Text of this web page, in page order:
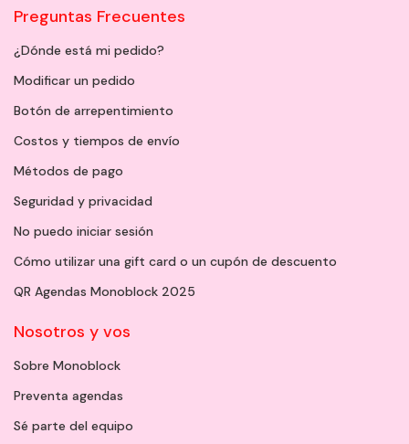
Preguntas Frecuentes
¿Dónde está mi pedido?
Modificar un pedido
Botón de arrepentimiento
Costos y tiempos de envío
Métodos de pago
Seguridad y privacidad
No puedo iniciar sesión
Cómo utilizar una gift card o un cupón de descuento
QR Agendas Monoblock 2025
Nosotros y vos
Sobre Monoblock
Preventa agendas
Sé parte del equipo